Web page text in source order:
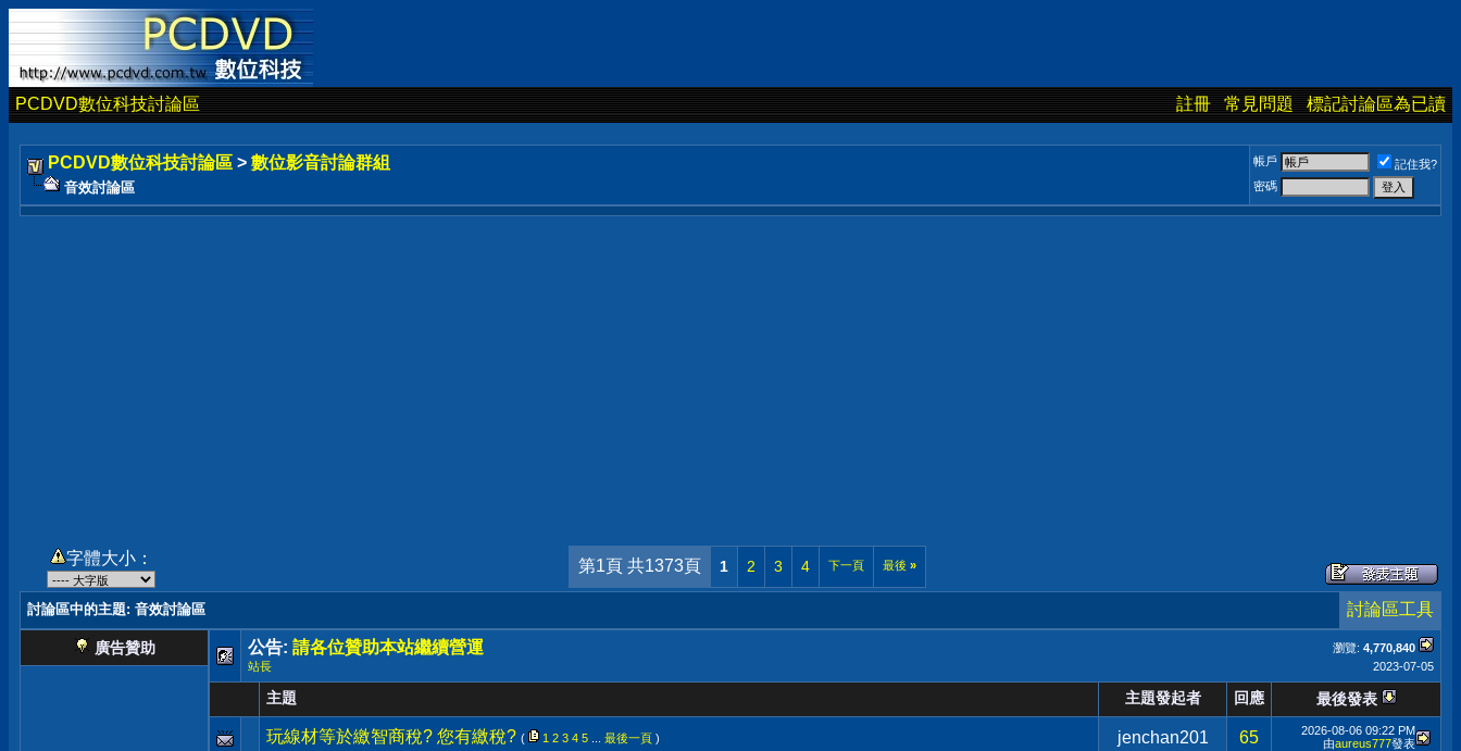
PCDVD數位科技討論區 註冊 常見問題 標記討論區為已讀
PCDVD數位科技討論區 > 數位影音討論群組
音效討論區
帳戶
記住我?
密碼
字體大小： 第1頁 共1373頁 1 2 3 4 下一頁 最後 »
討論區中的主題: 音效討論區 討論區工具
廣告贊助 瀏覽: 4,770,840
公告: 請各位贊助本站繼續營運
2023-07-05
站長
主題 主題發起者 回應 最後發表
玩線材等於繳智商稅? 您有繳稅? ( 1 2 3 4 5 最後一頁 ) jenchan201 65 2026-08-06 09:22 PM
由aureus777發表